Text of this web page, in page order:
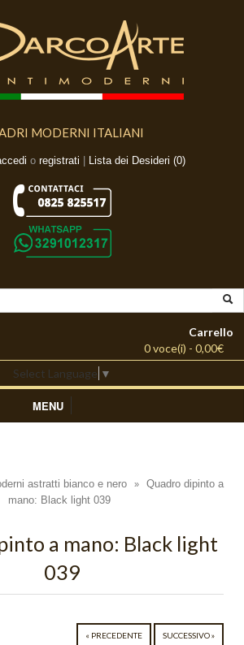
MODERNI ITALIANI
o registrati Lista dei Desideri (0)
Carrello
0 voce(i) - 0,00€
Select Language ▼
MENU
astratti bianco e nero »
Quadro dipinto a
mano: Black light 039
a mano: Black light
039
« PRECEDENTE SUCCESSIVO »